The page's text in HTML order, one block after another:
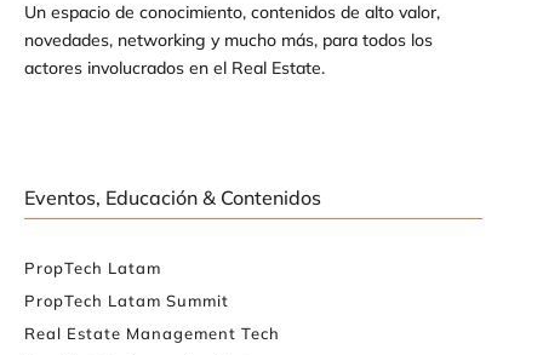
Un espacio de conocimiento, contenidos de alto valor,
novedades, networking y mucho más, para todos los
actores involucrados en el Real Estate.
Eventos, Educación & Contenidos
PropTech Latam
PropTech Latam Summit
Real Estate Management Tech